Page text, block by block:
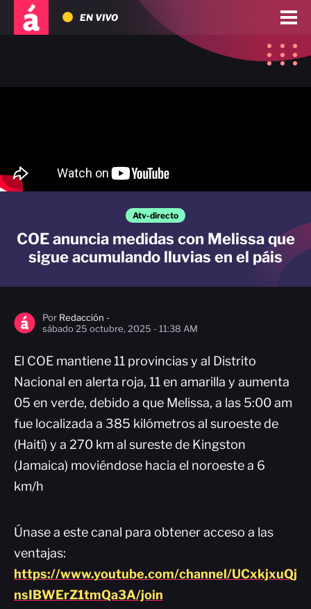
EN VIVO
Atv-directo
COE anuncia medidas con Melissa que
sigue acumulando lluvias en el páis
Por Redacción -
sábado 25 octubre, 2025 - 11:38 AM
El COE mantiene 11 provincias y al Distrito
Nacional en alerta roja, 11 en amarilla y aumenta
05 en verde, debido a que Melissa, a las 5:00 am
fue localizada a 385 kilómetros al suroeste de
(Haití) y a 270 km al sureste de Kingston
(Jamaica) moviéndose hacia el noroeste a 6
km/h
Únase a este canal para obtener acceso a las
ventajas:
https://www.youtube.com/channel/UCxkjxuQj
nsIBWErZ1tmQa3A/join